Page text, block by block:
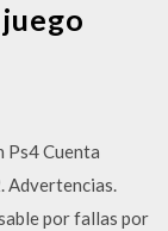
Ps4 Cuenta
Advertencias.
por fallas por